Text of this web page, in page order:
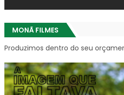
MONÃ FILMES
Produzimos dentro do seu